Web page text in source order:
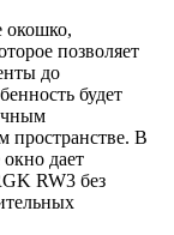
окошко,
позволяет
до
будет
пространстве. В
дает
RW3 без